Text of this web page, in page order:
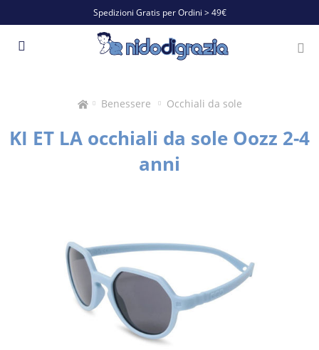
Spedizioni Gratis per Ordini > 49€
Benessere Occhiali da sole
KI ET LA occhiali da sole Oozz 2-4
anni